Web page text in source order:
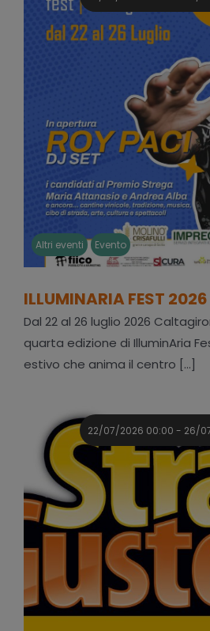
Altri eventi Evento
ILLUMINARIA FEST 2026
Dal 22 al 26 luglio 2026
quarta edizione di IlluminAria
estivo che anima il centro [...]
22/07/2026 00:00 - 26/